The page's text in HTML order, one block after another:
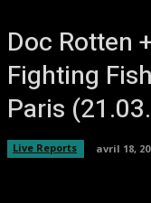
Doc Rotten
Fighting
Paris
Live Reports avril 18,